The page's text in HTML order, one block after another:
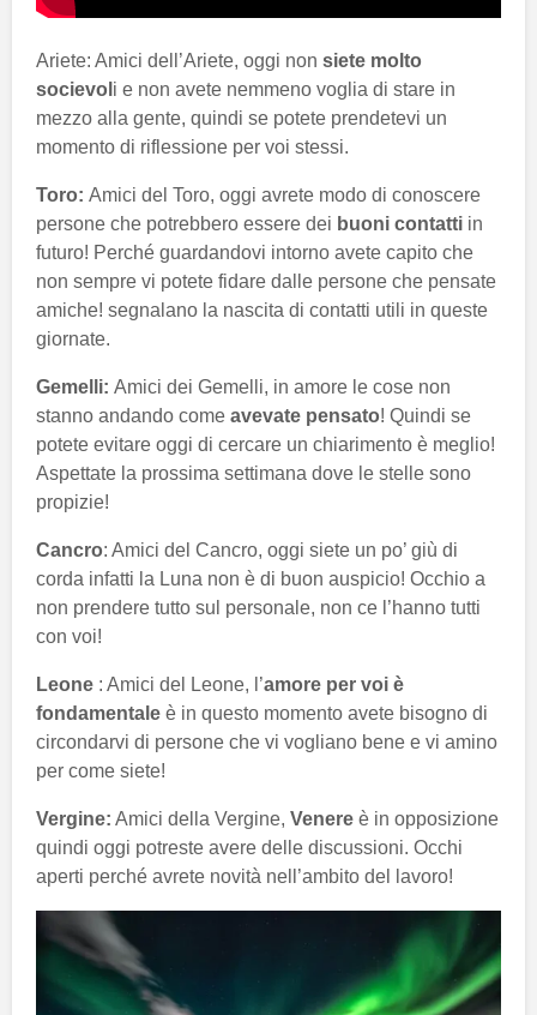
Ariete: Amici dell’Ariete, oggi non siete molto
socievol i e non avete nemmeno voglia di stare in
mezzo alla gente, quindi se potete prendetevi un
momento di riflessione per voi stessi.
Toro: Amici del Toro, oggi avrete modo di conoscere
persone che potrebbero essere dei buoni contatti in
futuro! Perché guardandovi intorno avete capito che
non sempre vi potete fidare dalle persone che pensate
amiche! segnalano la nascita di contatti utili in queste
giornate.
Gemelli: Amici dei Gemelli, in amore le cose non
stanno andando come avevate pensato! Quindi se
potete evitare oggi di cercare un chiarimento è meglio!
Aspettate la prossima settimana dove le stelle sono
propizie!
Cancro: Amici del Cancro, oggi siete un po’ giù di
corda infatti la Luna non è di buon auspicio! Occhio a
non prendere tutto sul personale, non ce l’hanno tutti
con voi!
Leone : Amici del Leone, l’amore per voi è
fondamentale è in questo momento avete bisogno di
circondarvi di persone che vi vogliano bene e vi amino
per come siete!
Vergine: Amici della Vergine, Venere è in opposizione
quindi oggi potreste avere delle discussioni. Occhi
aperti perché avrete novità nell’ambito del lavoro!